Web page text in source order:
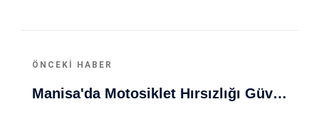
ÖNCEKI HABER
Manisa'da Motosiklet Hırsızlığı Güvenlik Kamerasına Yansıdı